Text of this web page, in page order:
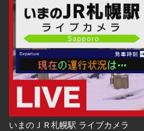
いまのＪＲ札幌駅 ライブカメラ